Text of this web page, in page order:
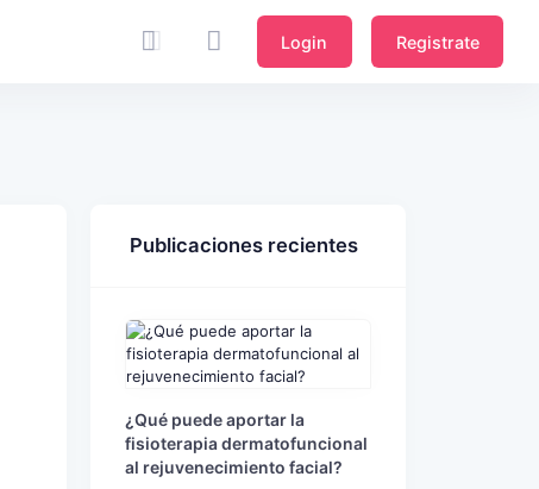
Login Registrate
Publicaciones recientes
¿Qué puede aportar la
fisioterapia dermatofuncional
al rejuvenecimiento facial?